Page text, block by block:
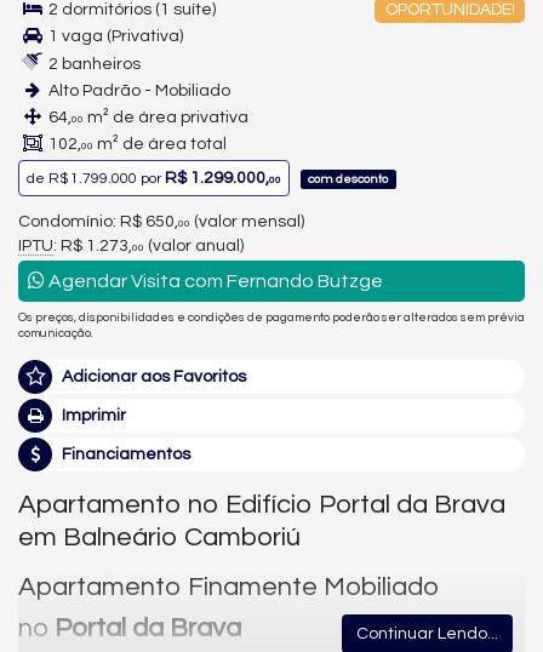
OPORTUNIDADE!
2 dormitórios (1 suíte)
1 vaga (Privativa)
2 banheiros
Alto Padrão - Mobiliado
64,00 m² de área privativa
102,00 m² de área total
de R$ 1.799.000 porR$ 1.299.000,00 com desconto
Condomínio: R$ 650, 00 (valor mensal)
IPTU: R$ 1.273, 00 (valor anual)
Agendar Visita com Fernando Butzge
Os preços, disponibilidades e condições de pagamento poderão ser alterados sem prévia
comunicação.
Adicionar aos Favoritos
Imprimir
Financiamentos
Apartamento no Edifício Portal da Brava
em Balneário Camboriú
Apartamento Finamente Mobiliado
no Portal da Brava Continuar Lendo...